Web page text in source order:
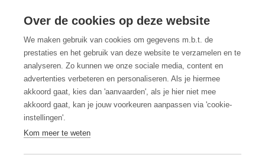
Anticimex bij u in de buurt
Vacatures
Veelgestelde vragen
Over de cookies op deze website
We maken gebruik van cookies om gegevens m.b.t. de
prestaties en het gebruik van deze website te verzamelen en te
analyseren. Zo kunnen we onze sociale media, content en
advertenties verbeteren en personaliseren. Als je hiermee
akkoord gaat, kies dan 'aanvaarden', als je hier niet mee
akkoord gaat, kan je jouw voorkeuren aanpassen via 'cookie-
instellingen'.
Kom meer te weten